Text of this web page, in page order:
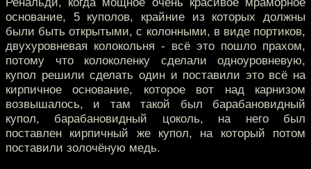
основание, 5 куполов, крайние из которых должны
были быть открытыми, с колонными, в виде портиков,
двухуровневая колокольня - всё это пошло прахом,
потому что колоколенку сделали одноуровневую,
купол решили сделать один и поставили это всё на
кирпичное основание, которое вот над карнизом
возвышалось, и там такой был барабановидный
купол, барабановидный цоколь, на него был
поставлен кирпичный же купол, на который потом
поставили золочёную медь.